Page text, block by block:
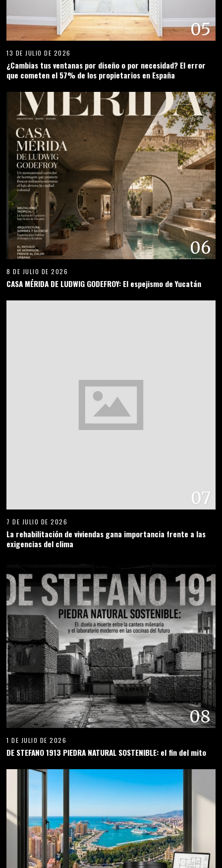
05
13 DE JULIO DE 2026
¿Cambias tus ventanas por diseño o por necesidad? El error
que cometen el 57% de los propietarios en España
06
8 DE JULIO DE 2026
CASA MÉRIDA DE LUDWIG GODEFROY: El espejismo de Yucatán
07
7 DE JULIO DE 2026
La rehabilitación de viviendas gana importancia frente a las
exigencias del clima
08
1 DE JULIO DE 2026
DE STEFANO 1913 PIEDRA NATURAL SOSTENIBLE: el fin del mito